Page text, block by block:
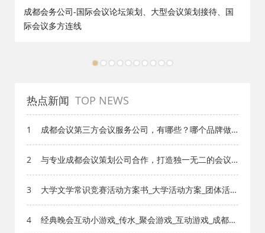
成都会务公司-国际会议论坛策划、大型会议策划接待、国
际会议多方连线
5 6 7 8 9 10
热点新闻 TOP NEWS
1
成都会议第三方会议服务公司，有哪些？哪个品牌做
2
与专业成都会议策划公司合作，打造独一无二的会议
3
大学文学常识竞赛活动方案书_大学活动方案_团体活动
4
经典晚会互动小游戏_传水_聚会游戏_互动游戏_成都活